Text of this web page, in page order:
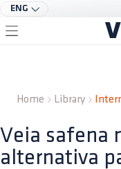
ENG
Home Library
Veia safena
alternativa